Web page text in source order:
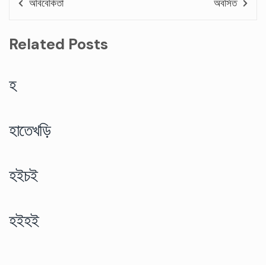
অবিবেকিতা
অবসিত
Related Posts
হ
হাতেখড়ি
হইচই
হইহই